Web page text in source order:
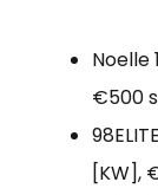
Noelle
€500
[KW],